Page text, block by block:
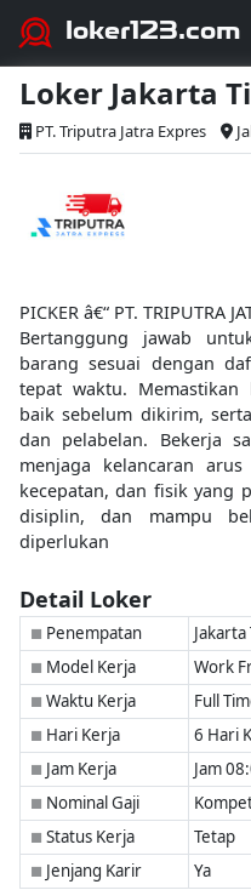
loker123.com
Loker Jakarta
PT. Triputra Jatra Expres
PICKER â€“ PT. TRIPUTRA
Bertanggung jawab
barang sesuai dengan
tepat waktu.
baik sebelum dikirim,
dan pelabelan. Bekerja
menjaga kelancaran
kecepatan, dan fisik yang
disiplin, dan mampu
diperlukan
Detail Loker
■ Penempatan
■ Model Kerja Work
■ Waktu Kerja Full
■ Hari Kerja 6 Hari
■ Jam Kerja Jam
■ Nominal Gaji
■ Status Kerja Tetap
■ Jenjang Karir Ya